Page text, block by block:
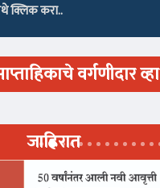
क्लिक करा..
वर्गणीदार व्हा
जाहिरात